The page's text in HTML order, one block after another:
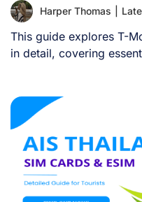
Harper Thomas
This guide explores T-
in detail, covering